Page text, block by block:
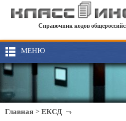
Справочник кодов
МЕНЮ
Главная > ЕКСД